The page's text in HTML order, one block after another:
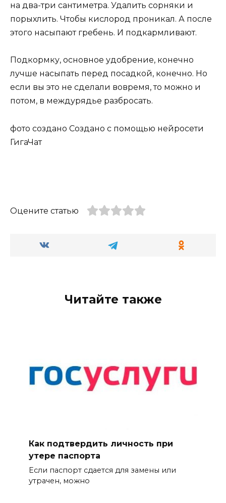
на два-три сантиметра. Удалить сорняки и
порыхлить. Чтобы кислород проникал. А после
этого насыпают гребень. И подкармливают.
Подкормку, основное удобрение, конечно
лучше насыпать перед посадкой, конечно. Но
если вы это не сделали вовремя, то можно и
потом, в междурядье разбросать.
фото создано Создано с помощью нейросети
ГигаЧат
Оцените статью
Читайте также
Как подтвердить личность при
утере паспорта
Если паспорт сдается для замены или
утрачен, можно